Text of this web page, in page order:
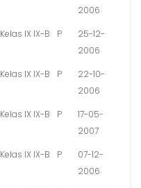
2006
Kelas IX IX-B P
25-12-
2006
Kelas IX IX-B P
22-10-
2006
Kelas IX IX-B P
17-05-
2007
Kelas IX IX-B P
07-12-
2006